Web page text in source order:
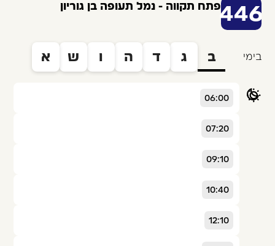
446פתח תקווה - נמל תעופה בן גוריון
בימי ב ג ד ה ו ש א
06:00
07:20
09:10
10:40
12:10